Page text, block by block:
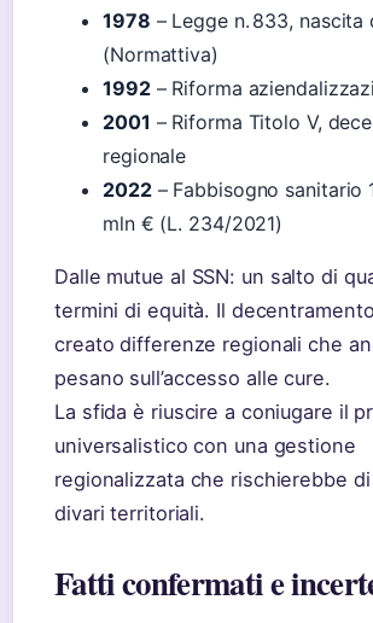
1978 – Legge n. 833, nascita
(Normattiva)
1992– Riforma
2001 – Riforma Titolo V,
regionale
2022– Fabbisogno sanitario
mln € (L. 234/2021)
Dalle mutue al SSN: un salto di
termini di equità. Il
creato differenze regionali che
pesano sull’accesso alle cure.
La sfida è riuscire a coniugare il
universalistico con una gestione
regionalizzata che rischierebbe
divari territoriali.
Fatti confermati e